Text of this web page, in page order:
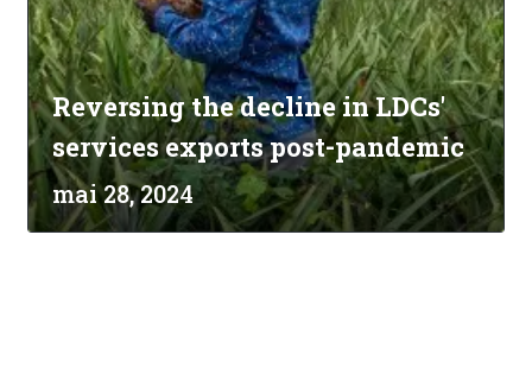
Reversing the decline in LDCs'
services exports post-pandemic
mai 28, 2024